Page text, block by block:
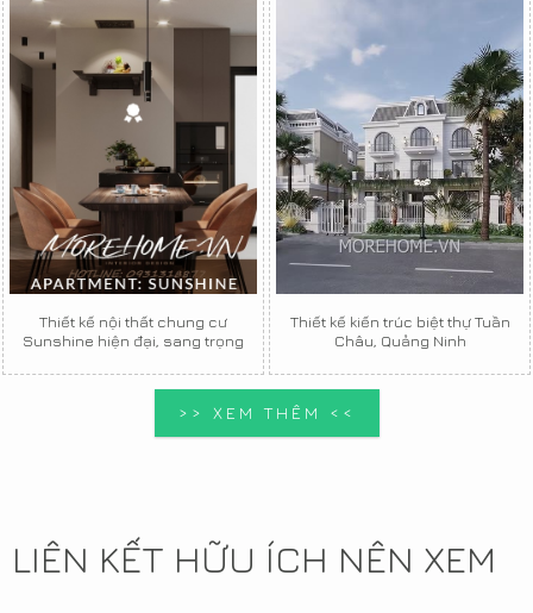
Thiết kế nội thất chung cư
Sunshine hiện đại, sang trọng
Thiết kế kiến trúc biệt thự Tuần
Châu, Quảng Ninh
>> XEM THÊM <<
LIÊN KẾT HỮU ÍCH NÊN XEM